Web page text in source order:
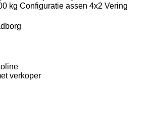
kg Configuratie assen 4x2 Vering
verkoper